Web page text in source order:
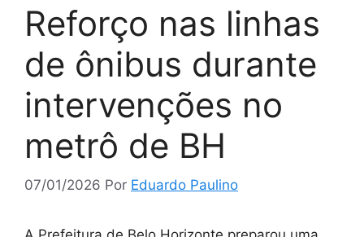
Reforço nas linhas
de ônibus durante
intervenções no
metrô de BH
07/01/2026 Por Eduardo Paulino